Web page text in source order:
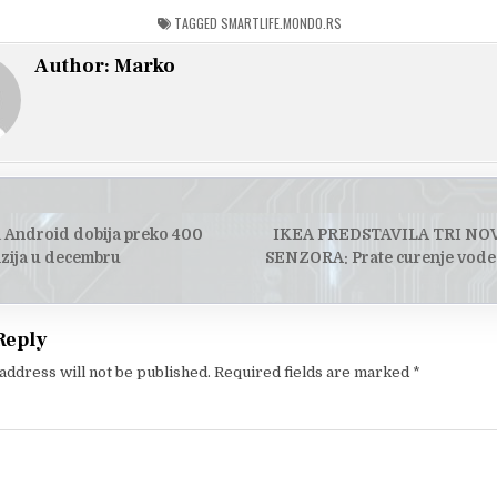
TAGGEDSMARTLIFE.MONDO.RS
Author: Marko
IKEA PREDSTAVILA TRI
SENZORA: Prate curenje
Android dobija preko 400
u decembru
will not be published. Required fields are marked *